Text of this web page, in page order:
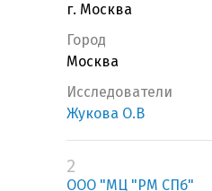
г. Москва
Город
Москва
Исследователи
Жукова О.В
2
ООО "МЦ "РМ СПб"